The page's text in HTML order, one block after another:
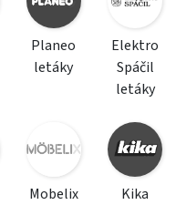
Planeo
letáky
Elektro
Spáčil
letáky
Mobelix
Kika